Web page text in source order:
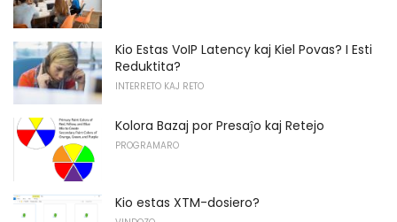
Kio Estas VoIP Latency kaj Kiel Povas? I Esti
Reduktita?
INTERRETO KAJ RETO
Kolora Bazaj por Presaĵo kaj Retejo
PROGRAMARO
Kio estas XTM-dosiero?